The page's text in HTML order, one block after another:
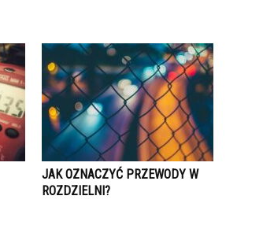
JAK OZNACZYĆ PRZEWODY W
ROZDZIELNI?